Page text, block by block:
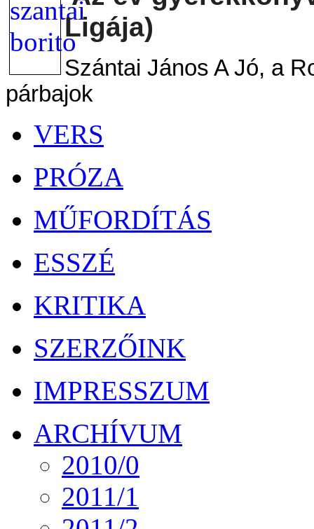
Ligája)
Szántai János A Jó, a
párbajok
VERS
PRÓZA
MŰFORDÍTÁS
ESSZÉ
KRITIKA
SZERZŐINK
IMPRESSZUM
ARCHÍVUM
2010/0
2011/1